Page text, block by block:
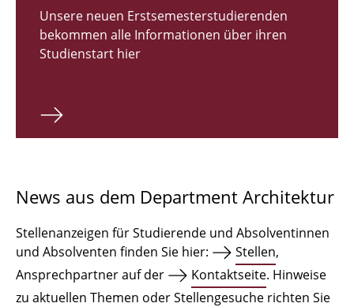
Bachelor Architektur
Master Architektur
Qualifikationsprofil
Institute
Einrichtungen
Unsere neuen Erstsemesterstudierenden
bekommen alle Informationen über ihren
Studienstart hier
News aus dem Department Architektur
Stellenanzeigen für Studierende und Absolventinnen
und Absolventen finden Sie hier:
Stellen,
Ansprechpartner auf der
Kontaktseite. Hinweise
zu aktuellen Themen oder Stellengesuche richten Sie